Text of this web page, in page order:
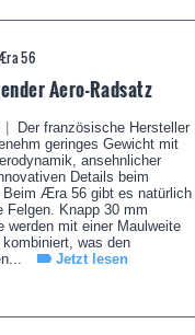
56
Aero-Radsatz
Der französische Hersteller
geringes Gewicht mit
ansehnlicher
Details beim
Beim Æra 56 gibt es natürlich
Felgen. Knapp 30 mm
werden mit einer Maulweite
was den
Jetzt lesen